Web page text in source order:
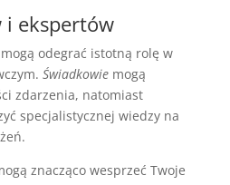
i ekspertów
odegrać istotną rolę w
Świadkowiemogą
zdarzenia, natomiast
specjalistycznej wiedzy na
znacząco wesprzeć Twoje